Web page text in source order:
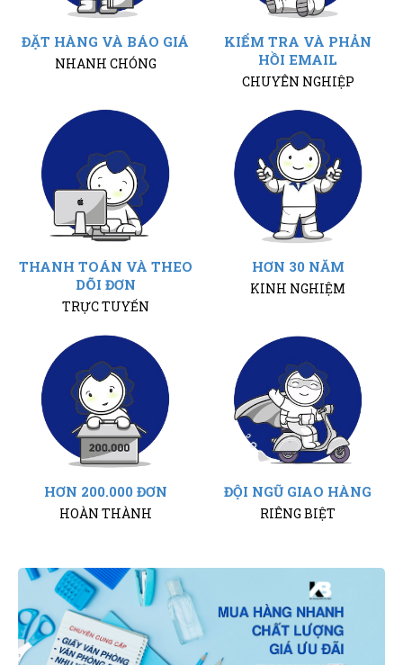
ĐẶT HÀNG VÀ BÁO GIÁ
NHANH CHÓNG
KIỂM TRA VÀ PHẢN
HỒI EMAIL
CHUYÊN NGHIỆP
THANH TOÁN VÀ THEO
DÕI ĐƠN
TRỰC TUYẾN
HƠN 30 NĂM
KINH NGHIỆM
HƠN 200.000 ĐƠN
HOÀN THÀNH
ĐỘI NGŨ GIAO HÀNG
RIÊNG BIỆT